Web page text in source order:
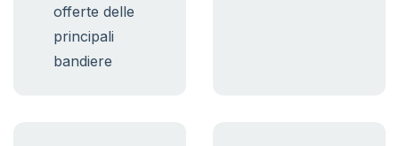
offerte delle
principali
bandiere